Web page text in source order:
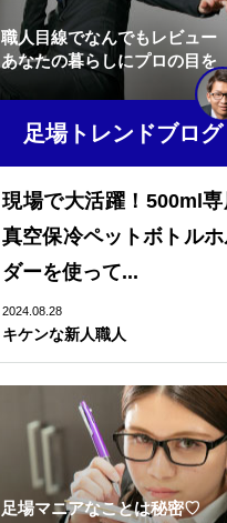
職人目線でなんでもレビュー
あなたの暮らしにプロの目を
足場トレンドブログ
現場で大活躍！500ml専
真空保冷ペットボトル
ダーを使って...
2024.08.28
キケンな新人職人
足場マニアなことは秘密♡